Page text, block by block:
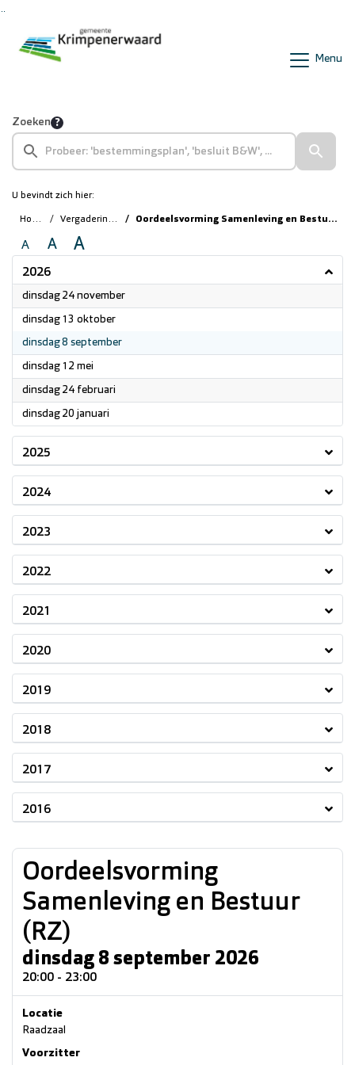
Menu
Zoeken
U bevindt zich hier:
Home Vergaderingen Oordeelsvorming Samenleving en Bestuur (RZ)
A A A
2026
dinsdag 24 november2026
dinsdag 13 oktober2026
dinsdag 8 september2026
dinsdag 12 mei
dinsdag 24 februari
dinsdag 20 januari
2025
2024
2023
2022
2021
2020
2019
2018
2017
2016
Oordeelsvorming
Samenleving en Bestuur
(RZ)
dinsdag 8 september 2026
20:00 - 23:00
Locatie
Raadzaal
Voorzitter